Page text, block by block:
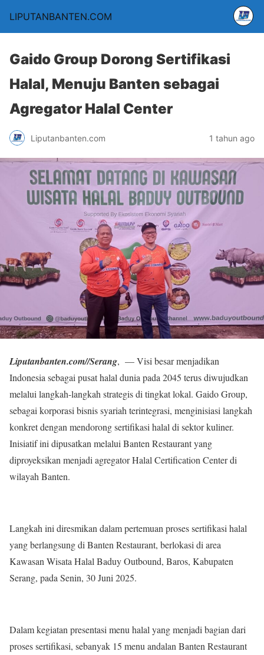
LIPUTANBANTEN.COM
Gaido Group Dorong Sertifikasi
Halal, Menuju Banten sebagai
Agregator Halal Center
Liputanbanten.com 1 tahun ago
Liputanbanten.com//Serang, — Visi besar menjadikan
Indonesia sebagai pusat halal dunia pada 2045 terus diwujudkan
melalui langkah-langkah strategis di tingkat lokal. Gaido Group,
sebagai korporasi bisnis syariah terintegrasi, menginisiasi langkah
konkret dengan mendorong sertifikasi halal di sektor kuliner.
Inisiatif ini dipusatkan melalui Banten Restaurant yang
diproyeksikan menjadi agregator Halal Certification Center di
wilayah Banten.
Langkah ini diresmikan dalam pertemuan proses sertifikasi halal
yang berlangsung di Banten Restaurant, berlokasi di area
Kawasan Wisata Halal Baduy Outbound, Baros, Kabupaten
Serang, pada Senin, 30 Juni 2025.
Dalam kegiatan presentasi menu halal yang menjadi bagian dari
proses sertifikasi, sebanyak 15 menu andalan Banten Restaurant